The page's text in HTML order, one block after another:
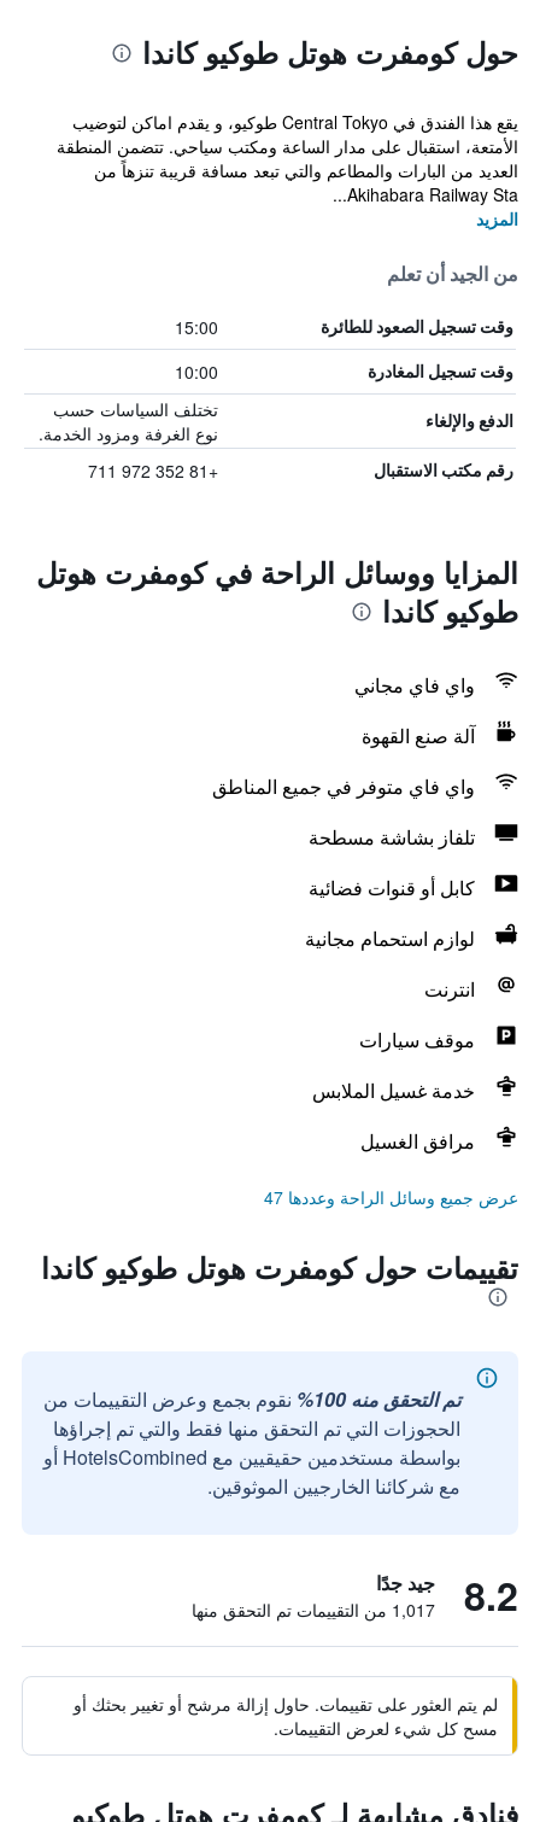
حول كومفرت هوتل طوكيو كاندا
يقع هذا الفندق في Central Tokyo طوكيو، و يقدم اماكن لتوضيب
الأمتعة، استقبال على مدار الساعة ومكتب سياحي. تتضمن المنطقة
العديد من البارات والمطاعم والتي تبعد مسافة قريبة تنزهاً من
Akihabara Railway Sta...
المزيد
من الجيد أن تعلم
وقت تسجيل الصعود للطائرة 15:00
وقت تسجيل المغادرة 10:00
الدفع والإلغاء
تختلف السياسات حسب
نوع الغرفة ومزود الخدمة.
رقم مكتب الاستقبال +81 352 972 711
المزايا ووسائل الراحة في كومفرت هوتل
طوكيو كاندا
واي فاي مجاني
آلة صنع القهوة
واي فاي متوفر في جميع المناطق
تلفاز بشاشة مسطحة
كابل أو قنوات فضائية
لوازم استحمام مجانية
انترنت
موقف سيارات
خدمة غسيل الملابس
مرافق الغسيل
عرض جميع وسائل الراحة وعددها 47
تقييمات حول كومفرت هوتل طوكيو كاندا
تم التحقق منه 100%
نقوم بجمع وعرض التقييمات من
الحجوزات التي تم التحقق منها فقط والتي تم إجراؤها
بواسطة مستخدمين حقيقيين مع HotelsCombined أو
مع شركائنا الخارجيين الموثوقين.
8.2 جيد جدًا
1,017 من التقييمات تم التحقق منها
لم يتم العثور على تقييمات. حاول إزالة مرشح أو تغيير بحثك أو
مسح كل شيء لعرض التقييمات.
فنادق مشابهة لـ كومفرت هوتل طوكيو